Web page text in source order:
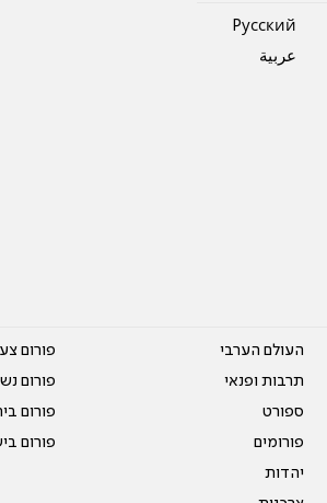
Pусский
عربية
העולם הערבי
תרבות ופנאי
ספורט
פורומים
יהדות
פורום
פורום
פורום
פורום